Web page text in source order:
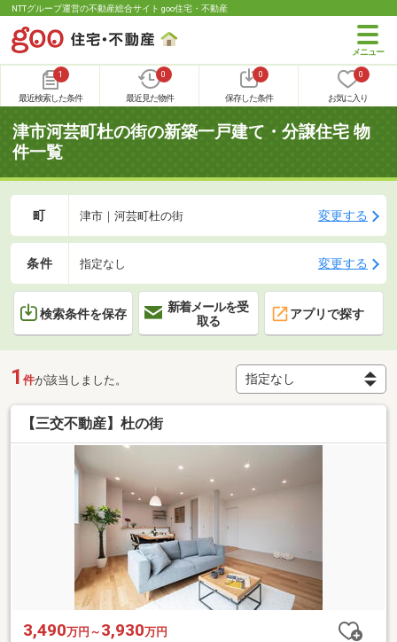
NTTグループ運営の不動産総合サイト goo住宅・不動産
1
最近検索した条件
0
最近見た物件
0
保存した条件
0
お気に入り
津市河芸町杜の街の新築一戸建て・分譲住宅 物
件一覧
町 津市｜河芸町杜の街 変更する
条件 指定なし 変更する
検索条件を保存
新着メールを受
取る
アプリで探す
1 件が該当しました。
【三交不動産】杜の街
3,490万円～ 3,930万円